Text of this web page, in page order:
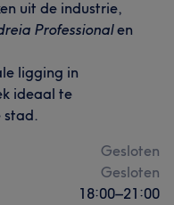
uit de industrie,
Professionalen
ligging in
ideaal te
stad.
Gesloten
Gesloten
18:00–21:00